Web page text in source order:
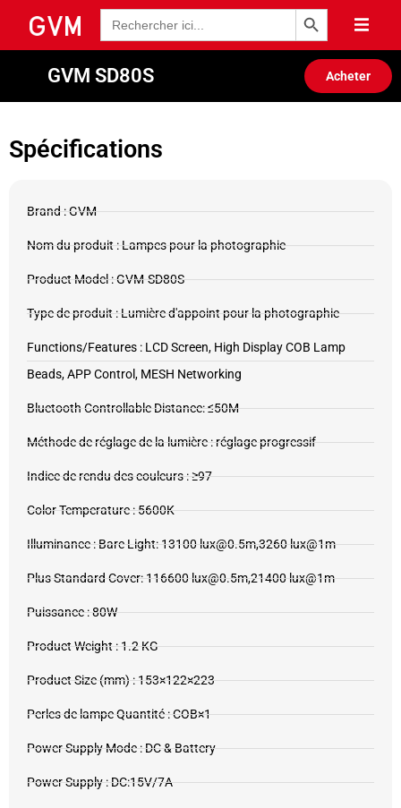
Recherche
de
:
Bouton de recherche
GVM SD80S Acheter
Spécifications
Brand : GVM
Nom du produit : Lampes pour la photographie
Product Model : GVM-SD80S
Type de produit : Lumière d'appoint pour la photographie
Functions/Features : LCD Screen, High Display COB Lamp
Beads, APP Control, MESH Networking
Bluetooth Controllable Distance: ≤50M
Méthode de réglage de la lumière : réglage progressif
Indice de rendu des couleurs : ≥97
Color Temperature : 5600K
Illuminance : Bare Light: 13100 lux@0.5m,3260 lux@1m
Plus Standard Cover: 116600 lux@0.5m,21400 lux@1m
Puissance : 80W
Product Weight : 1.2 KG
Product Size (mm) : 153×122×223
Perles de lampe Quantité : COB×1
Power Supply Mode : DC & Battery
Power Supply : DC:15V/7A